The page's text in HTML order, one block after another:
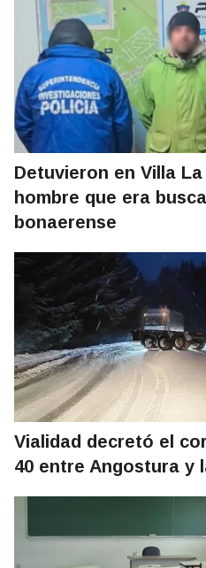
Detuvieron en Villa
hombre que era
bonaerense
Vialidad decretó el
40 entre Angostura y